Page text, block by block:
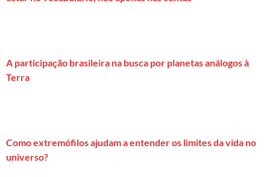
A participação brasileira na busca por planetas análogos à
Terra
Como extremófilos ajudam a entender os limites da vida no
universo?